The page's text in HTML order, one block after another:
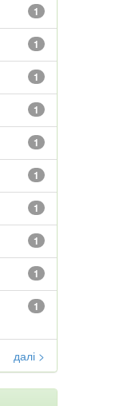
1
1
1
1
1
1
1
1
1
1
далі >